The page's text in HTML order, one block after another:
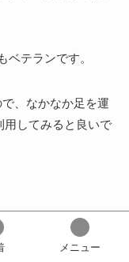
テランです。
、なかなか足を運
用してみると良いで
メニュー